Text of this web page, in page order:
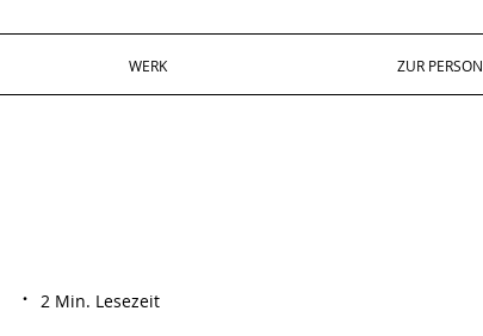
WERK ZUR PERSON
. 2 Min. Lesezeit